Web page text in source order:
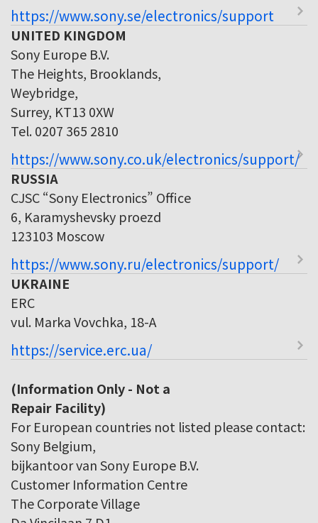
https://www.sony.se/electronics/support
UNITED KINGDOM
Sony Europe B.V.
The Heights, Brooklands,
Weybridge,
Surrey, KT13 0XW
Tel. 0207 365 2810
https://www.sony.co.uk/electronics/support/
RUSSIA
CJSC “Sony Electronics” Office
6, Karamyshevsky proezd
123103 Moscow
https://www.sony.ru/electronics/support/
UKRAINE
ERC
vul. Marka Vovchka, 18-A
https://service.erc.ua/
(Information Only - Not a
Repair Facility)
For European countries not listed please contact:
Sony Belgium,
bijkantoor van Sony Europe B.V.
Customer Information Centre
The Corporate Village